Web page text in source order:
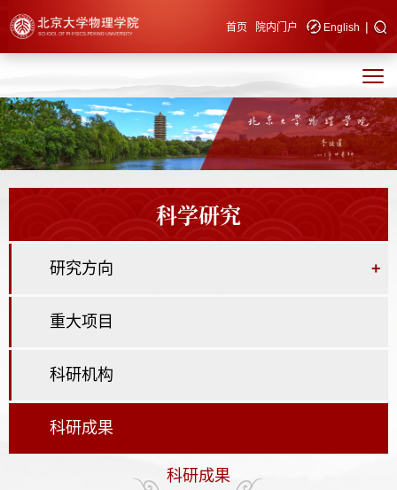
快速导航 首页 院内门户 English |
科学研究
研究方向 +
重大项目
科研机构
科研成果
科研成果